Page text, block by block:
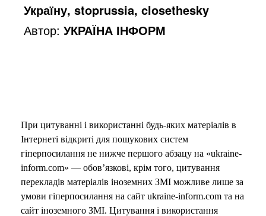
Україну, stoprussia, closethesky
Автор:УКРАЇНА ІНФОРМ
При цитуванні і використанні будь-яких матеріалів в
Інтернеті відкриті для пошукових систем
гіперпосилання не нижче першого абзацу на «ukraine-
inform.com» — обов’язкові, крім того, цитування
перекладів матеріалів іноземних ЗМІ можливе лише за
умови гіперпосилання на сайт ukraine-inform.com та на
сайт іноземного ЗМІ. Цитування і використання